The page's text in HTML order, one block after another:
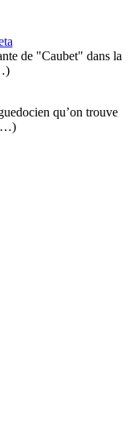
de "Caubet" dans la
qu’on trouve